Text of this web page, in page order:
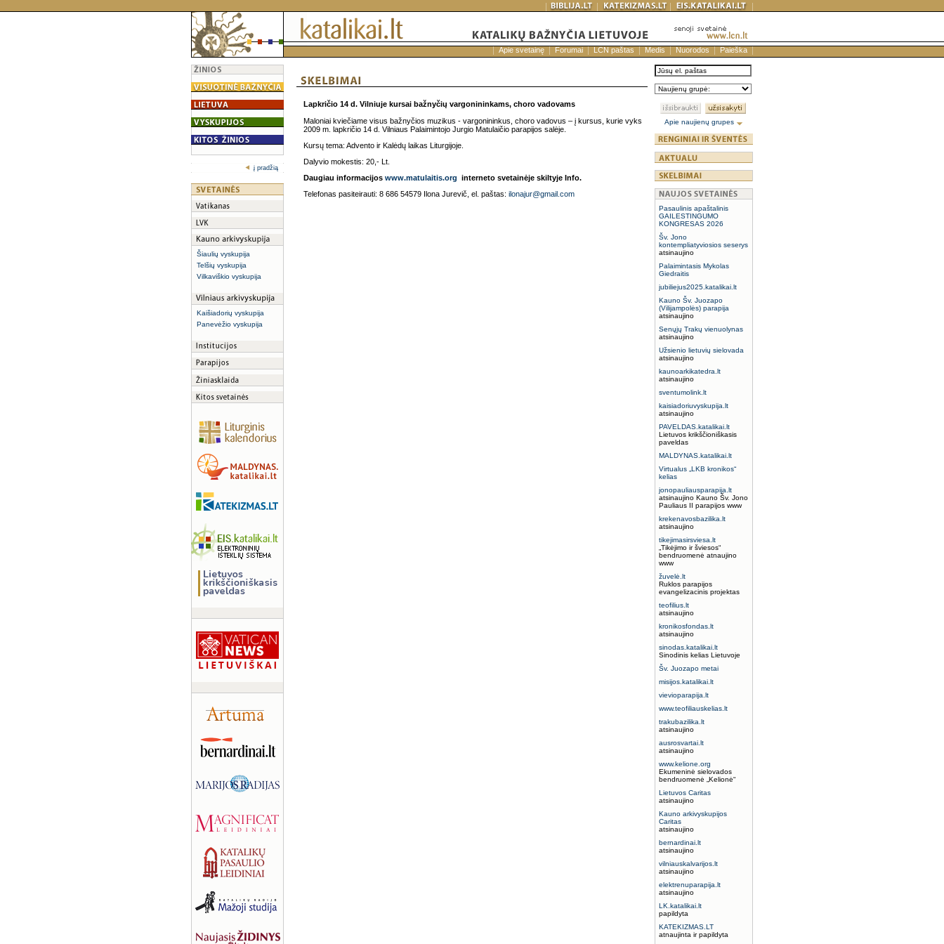
Apie svetainę Forumai LCN paštas Medis Nuorodos Paieška
į pradžią
Šiaulių vyskupija
Telšių vyskupija
Vilkaviškio vyskupija
Kaišiadorių vyskupija
Panevėžio vyskupija
Lapkričio 14 d. Vilniuje kursai bažnyčių vargonininkams, choro vadovams
Maloniai kviečiame visus bažnyčios muzikus - vargonininkus, choro vadovus – į kursus, kurie vyks
2009 m. lapkričio 14 d. Vilniaus Palaimintojo Jurgio Matulaičio parapijos salėje.
Kursų tema: Advento ir Kalėdų laikas Liturgijoje.
Dalyvio mokestis: 20,- Lt.
Daugiau informacijos www.matulaitis.org interneto svetainėje skiltyje Info.
Telefonas pasiteirauti: 8 686 54579 Ilona Jurevič, el. paštas: ilonajur@gmail.com
Apie naujienų grupes
Pasaulinis apaštalinis
GAILESTINGUMO
KONGRESAS 2026
Šv. Jono
kontempliatyviosios seserys
atsinaujino
Palaimintasis Mykolas
Giedraitis
jubiliejus2025.katalikai.lt
Kauno Šv. Juozapo
(Vilijampolės) parapija
atsinaujino
Senųjų Trakų vienuolynas
atsinaujino
Užsienio lietuvių sielovada
atsinaujino
kaunoarkikatedra.lt
atsinaujino
sventumolink.lt
kaisiadoriuvyskupija.lt
atsinaujino
PAVELDAS.katalikai.lt
Lietuvos krikščioniškasis
paveldas
MALDYNAS.katalikai.lt
Virtualus „LKB kronikos“
kelias
jonopauliausparapija.lt
atsinaujino Kauno Šv. Jono
Pauliaus II parapijos www
krekenavosbazilika.lt
atsinaujino
tikejimasirsviesa.lt
„Tikėjimo ir šviesos“
bendruomenė atnaujino
www
žuvelė.lt
Ruklos parapijos
evangelizacinis projektas
teofilius.lt
atsinaujino
kronikosfondas.lt
atsinaujino
sinodas.katalikai.lt
Sinodinis kelias Lietuvoje
Šv. Juozapo metai
misijos.katalikai.lt
vievioparapija.lt
www.teofiliauskelias.lt
trakubazilika.lt
atsinaujino
ausrosvartai.lt
atsinaujino
www.kelione.org
Ekumeninė sielovados
bendruomenė „Kelionė“
Lietuvos Caritas
atsinaujino
Kauno arkivyskupijos
Caritas
atsinaujino
bernardinai.lt
atsinaujino
vilniauskalvarijos.lt
atsinaujino
elektrenuparapija.lt
atsinaujino
LK.katalikai.lt
papildyta
KATEKIZMAS.LT
atnaujinta ir papildyta